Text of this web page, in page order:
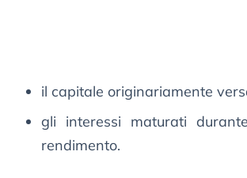
il capitale originariamente
gli interessi maturati
rendimento.